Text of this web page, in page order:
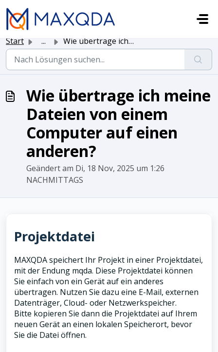
Zum hauptsächlichen Inhalt gehen
Start ... Wie übertrage ich meine Dateien von einem Computer auf ei...
Wie übertrage ich meine
Dateien von einem
Computer auf einen
anderen?
Geändert am Di, 18 Nov, 2025 um 1:26
NACHMITTAGS
Projektdatei
MAXQDA speichert Ihr Projekt in einer Projektdatei,
mit der Endung mqda. Diese Projektdatei können
Sie einfach von ein Gerät auf ein anderes
übertragen. Nutzen Sie dazu eine E-Mail, externen
Datenträger, Cloud- oder Netzwerkspeicher.
Bitte kopieren Sie dann die Projektdatei auf Ihrem
neuen Gerät an einen lokalen Speicherort, bevor
Sie die Datei öffnen.